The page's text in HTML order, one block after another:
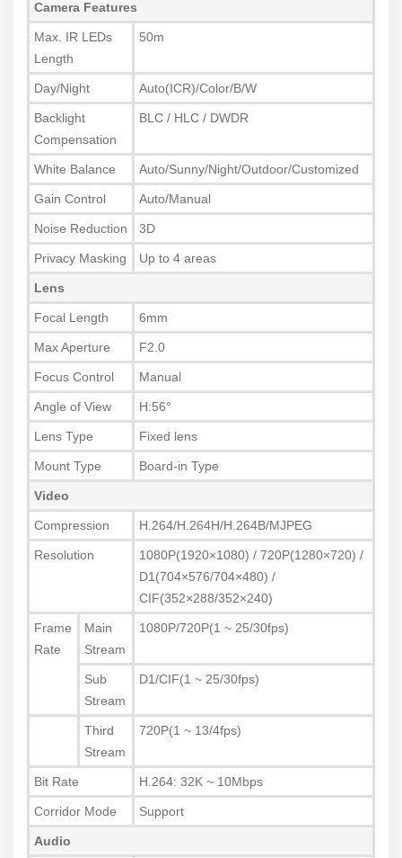
Camera Features
Max. IR LEDs
Length
50m
Day/Night Auto(ICR)/Color/B/W
Backlight
Compensation
BLC / HLC / DWDR
White Balance Auto/Sunny/Night/Outdoor/Customized
Gain Control Auto/Manual
Noise Reduction 3D
Privacy Masking Up to 4 areas
Lens
Focal Length 6mm
Max Aperture F2.0
Focus Control Manual
Angle of View H:56°
Lens Type Fixed lens
Mount Type Board-in Type
Video
Compression H.264/H.264H/H.264B/MJPEG
Resolution
1080P(1920×1080) / 720P(1280×720) /
D1(704×576/704×480) /
CIF(352×288/352×240)
Frame
Rate
Main
Stream
1080P/720P(1 ~ 25/30fps)
Sub
Stream
D1/CIF(1 ~ 25/30fps)
Third
Stream
720P(1 ~ 13/4fps)
Bit Rate H.264: 32K ~ 10Mbps
Corridor Mode Support
Audio